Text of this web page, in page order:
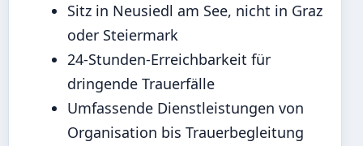
Sitz in Neusiedl am See, nicht in Graz
oder Steiermark
24-Stunden-Erreichbarkeit für
dringende Trauerfälle
Umfassende Dienstleistungen von
Organisation bis Trauerbegleitung